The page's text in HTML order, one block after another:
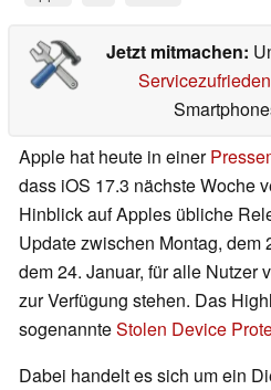
Jetzt mitmachen:
Apple hat heute in einer
dass iOS 17.3 nächste Woche
Hinblick auf Apples übliche
Update zwischen Montag, dem
dem 24. Januar, für alle Nutzer
zur Verfügung stehen. Das
sogenannteStolen Device
Dabei handelt es sich um ein